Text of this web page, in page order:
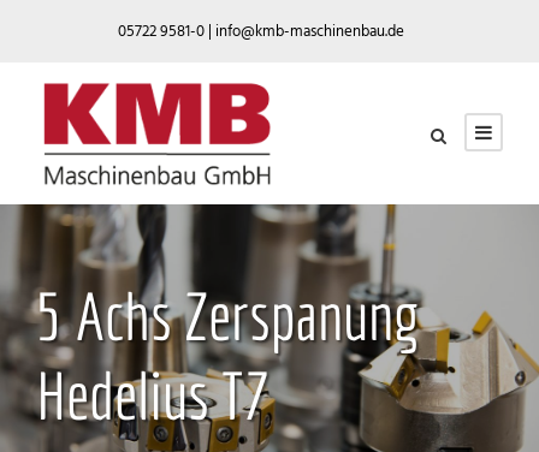
05722 9581-0 | info@kmb-maschinenbau.de
5 Achs Zerspanung
Hedelius T7